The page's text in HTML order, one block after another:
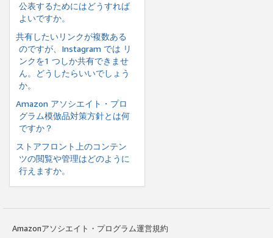
公表するためにはどうすれば
よいですか。
共有したいリンクが複数ある
のですが、Instagram では リ
ンクを1 つしか共有できませ
ん。どうしたらいいでしょう
か。
Amazon アソシエイト・プロ
グラム模倣品対策方針とは何
ですか？
ストアフロント上のコンテン
ツの閲覧や管理はどのように
行えますか。
Amazonアソシエイト・プログラム運営規約